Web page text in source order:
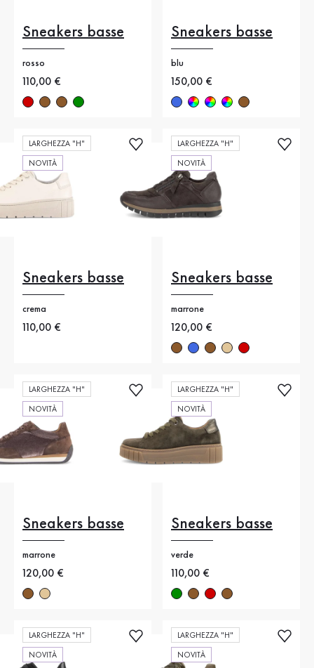
Sneakers basse
rosso
Nuovo prezzo
110,00 €
Sneakers basse
blu
Nuovo prezzo
150,00 €
LARGHEZZA "H"
NOVITÀ
Sneakers basse
crema
Nuovo prezzo
110,00 €
LARGHEZZA "H"
NOVITÀ
Sneakers basse
marrone
Nuovo prezzo
120,00 €
LARGHEZZA "H"
NOVITÀ
Sneakers basse
marrone
Nuovo prezzo
120,00 €
LARGHEZZA "H"
NOVITÀ
Sneakers basse
verde
Nuovo prezzo
110,00 €
LARGHEZZA "H"
NOVITÀ
LARGHEZZA "H"
NOVITÀ